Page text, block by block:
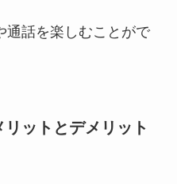
通話を楽しむことがで
ットとデメリット